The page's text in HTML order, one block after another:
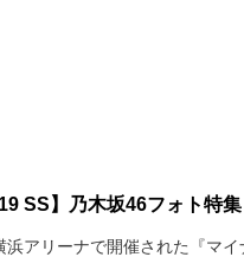
SS】乃木坂46フォト特集
浜アリーナで開催された『マ